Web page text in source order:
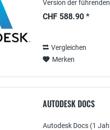
Version der
CHF 588.90 *
Vergleichen
Merken
AUTODESK DOCS
Autodesk Docs (1